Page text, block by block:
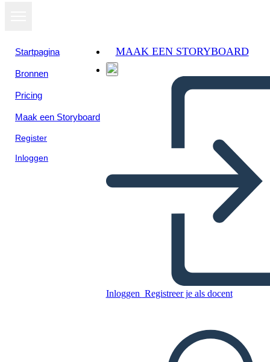
Startpagina
Bronnen
Pricing
Maak een Storyboard
Register
Inloggen
MAAK EEN STORYBOARD
Inloggen Registreer je als docent
Batna בפעולה
MAAK EEN STORYBOARD